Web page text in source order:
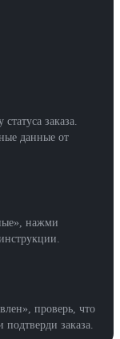
заказа.
данные от
нажми
проверь, что
заказа.